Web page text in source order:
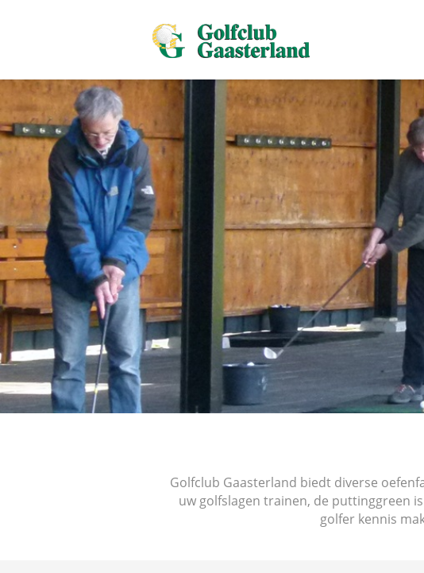
Golfclub Gaasterland biedt diverse
uw golfslagen trainen, de puttinggreen
golfer kennis